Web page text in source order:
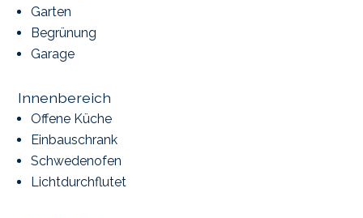
Garten
Begrünung
Garage
Innenbereich
Offene Küche
Einbauschrank
Schwedenofen
Lichtdurchflutet